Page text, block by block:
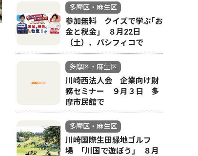
多摩区・麻生区
参加無料 クイズで学ぶ｢お
金と税金｣ ８月22日
（土）、パシフィコで
多摩区・麻生区
川崎西法人会 企業向け財
務セミナー ９月３日 多
摩市民館で
多摩区・麻生区
川崎国際生田緑地ゴルフ
場 ｢川国で遊ぼう｣ ８月